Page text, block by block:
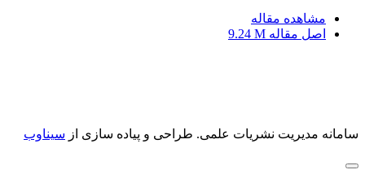
مشاهده مقاله
اصل مقاله 9.24 M
سامانه مدیریت نشریات علمی. طراحی و پیاده سازی از سیناوب